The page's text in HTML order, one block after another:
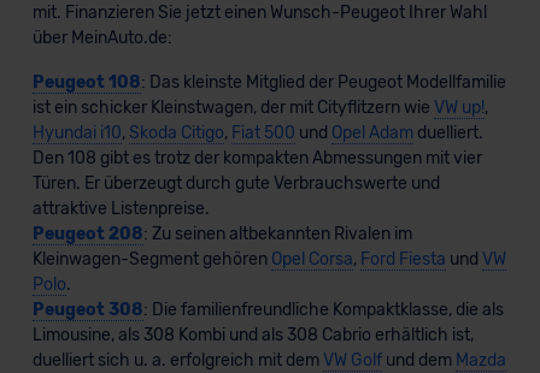
mit. Finanzieren Sie jetzt einen Wunsch-Peugeot Ihrer Wahl
über MeinAuto.de:
Peugeot 108: Das kleinste Mitglied der Peugeot Modellfamilie
ist ein schicker Kleinstwagen, der mit Cityflitzern wie VW up!,
Hyundai i10, Skoda Citigo, Fiat 500 und Opel Adamduelliert.
Den 108 gibt es trotz der kompakten Abmessungen mit vier
Türen. Er überzeugt durch gute Verbrauchswerte und
attraktive Listenpreise.
Peugeot 208: Zu seinen altbekannten Rivalen im
Kleinwagen-Segment gehören Opel Corsa, Ford Fiesta und VW
Polo.
Peugeot 308: Die familienfreundliche Kompaktklasse, die als
Limousine, als 308 Kombi und als 308 Cabrio erhältlich ist,
duelliert sich u. a. erfolgreich mit demVW Golfund dem Mazda